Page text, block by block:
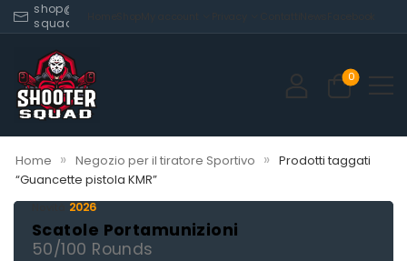
shop@shooter-
squad.com
0
Home » Negozio per il tiratore Sportivo » Prodotti taggati
“Guancette pistola KMR”
2026
Scatole Portamunizioni
50/100 Rounds